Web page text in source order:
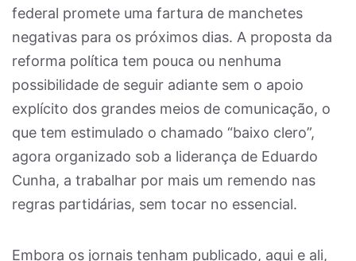
federal promete uma fartura de manchetes
negativas para os próximos dias. A proposta da
reforma política tem pouca ou nenhuma
possibilidade de seguir adiante sem o apoio
explícito dos grandes meios de comunicação, o
que tem estimulado o chamado “baixo clero”,
agora organizado sob a liderança de Eduardo
Cunha, a trabalhar por mais um remendo nas
regras partidárias, sem tocar no essencial.
Embora os jornais tenham publicado, aqui e ali,